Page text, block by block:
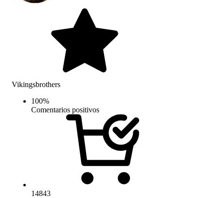
Vikingsbrothers
100%
Comentarios positivos
14843